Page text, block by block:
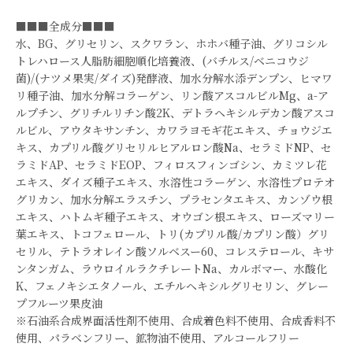
■■■全成分■■■
水、BG、グリセリン、スクワラン、ホホバ種子油、グリコシル
トレハロース人脂肪細胞順化培養液、(バチルス/ベニコウジ
菌)/(ナツメ果実/ダイズ)発酵液、加水分解水添デンプン、ヒマワ
リ種子油、加水分解コラーゲン、リン酸アスコルビルMg、a-ア
ルプチン、グリチルリチン酸2K、デトラヘキシルデカン酸アスコ
ルビル、アウタキサンチン、カワラヨモギ花エキス、チョウジエ
キス、カプリル酸グリセリルヒアルロン酸Na、セラミドNP、セ
ラミドAP、セラミドEOP、フィロスフィンゴシン、カミツレ花
エキス、ダイズ種子エキス、水溶性コラーゲン、水溶性プロテオ
グリカン、加水分解エラスチン、プラセンタエキス、カンゾウ根
エキス、ハトムギ種子エキス、オウゴン根エキス、ローズマリー
葉エキス、トコフェロール、トリ(カプリル酸/カプリン酸）グリ
セリル、テトラオレイン酸ソルベスー60、コレステロール、キサ
ンタンガム、ラウロイルラクチレートNa、カルボマー、水酸化
K、フェノキシエタノール、エチルヘキシルグリセリン、グレー
プフルーツ果皮油
※石油系合成界面活性剤不使用、合成着色料不使用、合成香料不
使用、パラベンフリー、鉱物油不使用、アルコールフリー